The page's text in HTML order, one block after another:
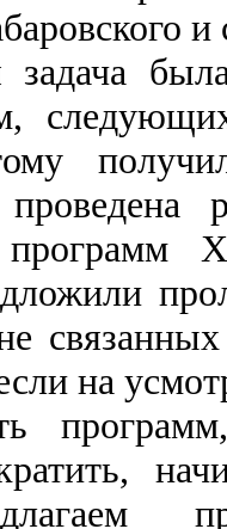
и
задача
программ
на